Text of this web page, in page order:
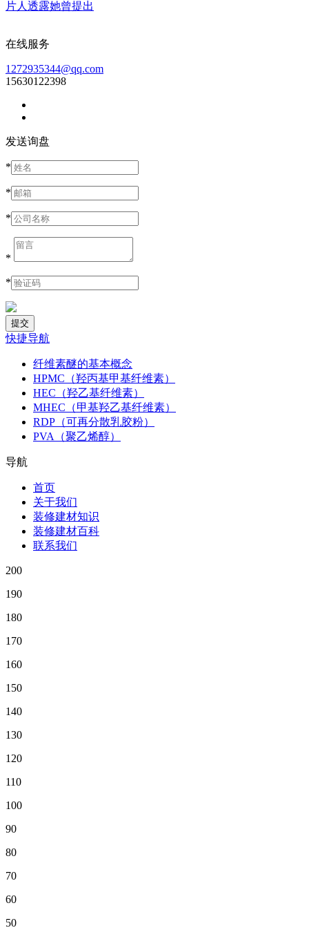
片人透露她曾提出
在线服务
1272935344@qq.com
15630122398
发送询盘
*
*
*
*
*
快捷导航
纤维素醚的基本概念
HPMC（羟丙基甲基纤维素）
HEC（羟乙基纤维素）
MHEC（甲基羟乙基纤维素）
RDP（可再分散乳胶粉）
PVA（聚乙烯醇）
导航
首页
关于我们
装修建材知识
装修建材百科
联系我们
200
190
180
170
160
150
140
130
120
110
100
90
80
70
60
50